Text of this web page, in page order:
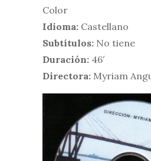
Color
Idioma: Castellano
Subtítulos: No tiene
Duración: 46′
Directora: Myriam